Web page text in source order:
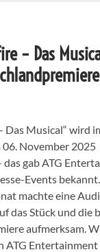
– Das
Das Musical“ wird
06. November
das gab ATG
Events
machte eine
das Stück und die
aufmerksam.
ATG